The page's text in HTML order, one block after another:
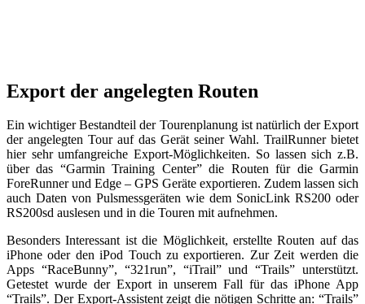
Export der angelegten Routen
Ein wichtiger Bestandteil der Tourenplanung ist natürlich der Export
der angelegten Tour auf das Gerät seiner Wahl. TrailRunner bietet
hier sehr umfangreiche Export-Möglichkeiten. So lassen sich z.B.
über das “Garmin Training Center” die Routen für die Garmin
ForeRunner und Edge – GPS Geräte exportieren. Zudem lassen sich
auch Daten von Pulsmessgeräten wie dem SonicLink RS200 oder
RS200sd auslesen und in die Touren mit aufnehmen.
Besonders Interessant ist die Möglichkeit, erstellte Routen auf das
iPhone oder den iPod Touch zu exportieren. Zur Zeit werden die
Apps “RaceBunny”, “321run”, “iTrail” und “Trails” unterstützt.
Getestet wurde der Export in unserem Fall für das iPhone App
“Trails”. Der Export-Assistent zeigt die nötigen Schritte an: “Trails”